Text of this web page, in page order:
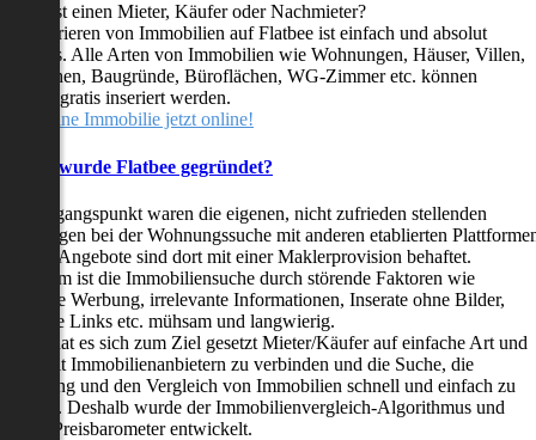
suchst einen Mieter, Käufer oder Nachmieter?
Inserieren von Immobilien auf Flatbee ist einfach und absolut
Alle Arten von Immobilien wie Wohnungen, Häuser, Villen,
Baugründe, Büroflächen, WG-Zimmer etc. können
gratis inseriert werden.
deine Immobilie jetzt online!
wurde Flatbee gegründet?
Ausgangspunkt waren die eigenen, nicht zufrieden stellenden
bei der Wohnungssuche mit anderen etablierten
alle Angebote sind dort mit einer Maklerprovision behaftet.
ist die Immobiliensuche durch störende Faktoren wie
Werbung, irrelevante Informationen, Inserate ohne Bilder,
Links etc. mühsam und langwierig.
hat es sich zum Ziel gesetzt Mieter/Käufer auf einfache Art und
mit Immobilienanbietern zu verbinden und die Suche, die
und den Vergleich von Immobilien schnell und einfach zu
Deshalb wurde der Immobilienvergleich-Algorithmus und
Preisbarometer entwickelt.